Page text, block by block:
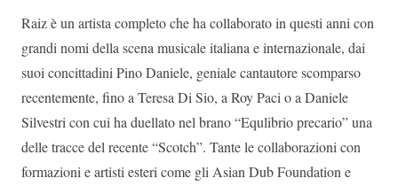
Raiz è un artista completo che ha collaborato in questi anni con
grandi nomi della scena musicale italiana e internazionale, dai
suoi concittadini Pino Daniele, geniale cantautore scomparso
recentemente, fino a Teresa Di Sio, a Roy Paci o a Daniele
Silvestri con cui ha duellato nel brano “Equlibrio precario” una
delle tracce del recente “Scotch”. Tante le collaborazioni con
formazioni e artisti esteri come gli Asian Dub Foundation e